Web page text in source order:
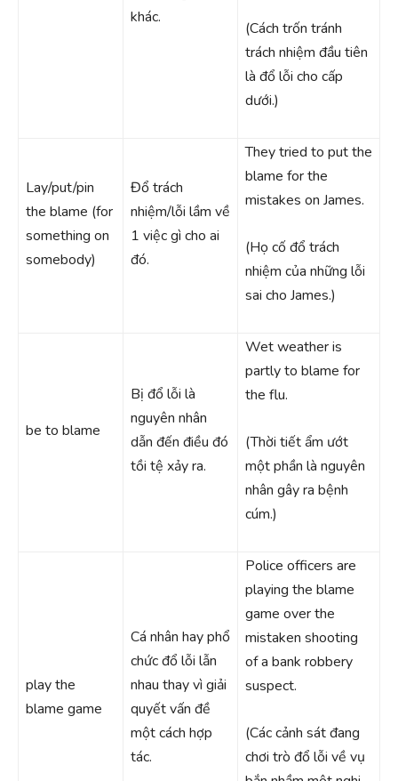
khác.
(Cách trốn tránh
trách nhiệm đầu tiên
là đổ lỗi cho cấp
dưới.)
Lay/put/pin
the blame (for
something on
somebody)
Đổ trách
nhiệm/lỗi lầm về
1 việc gì cho ai
đó.
They tried to put the
blame for the
mistakes on James.
(Họ cố đổ trách
nhiệm của những lỗi
sai cho James.)
be to blame
Bị đổ lỗi là
nguyên nhân
dẫn đến điều đó
tồi tệ xảy ra.
Wet weather is
partly to blame for
the flu.
(Thời tiết ẩm ướt
một phần là nguyên
nhân gây ra bệnh
cúm.)
play the
blame game
Cá nhân hay phổ
chức đổ lỗi lẫn
nhau thay vì giải
quyết vấn đề
một cách hợp
tác.
Police officers are
playing the blame
game over the
mistaken shooting
of a bank robbery
suspect.
(Các cảnh sát đang
chơi trò đổ lỗi về vụ